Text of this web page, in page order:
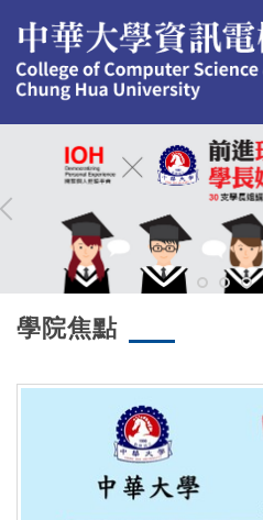
到
主
要
學院焦點